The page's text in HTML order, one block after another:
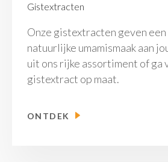
Gistextracten
Onze gistextracten geven
natuurlijke umamismaak aan
uit ons rijke assortiment of ga
gistextract op maat.
ONTDEK